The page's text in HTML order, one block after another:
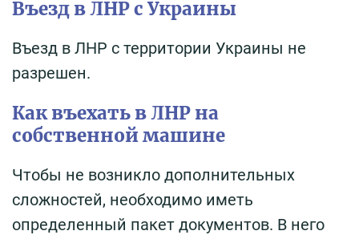
Въезд в ЛНР с Украины
Въезд в ЛНР с территории Украины не
разрешен.
Как въехать в ЛНР на
собственной машине
Чтобы не возникло дополнительных
сложностей, необходимо иметь
определенный пакет документов. В него